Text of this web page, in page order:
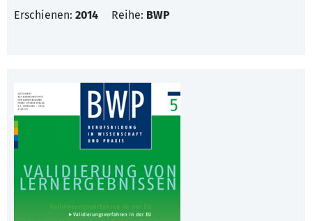
Erschienen: 2014 Reihe: BWP